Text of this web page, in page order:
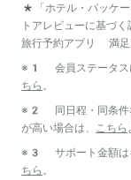
*「ホテル・パッケー
トアレビューに基
旅行予約アプリ 満足
※1 会員ステータスに
ちら 。
※2 同日程・同条件な
が高い場合は、
こちら
※3 サポート金額は
ちら 。